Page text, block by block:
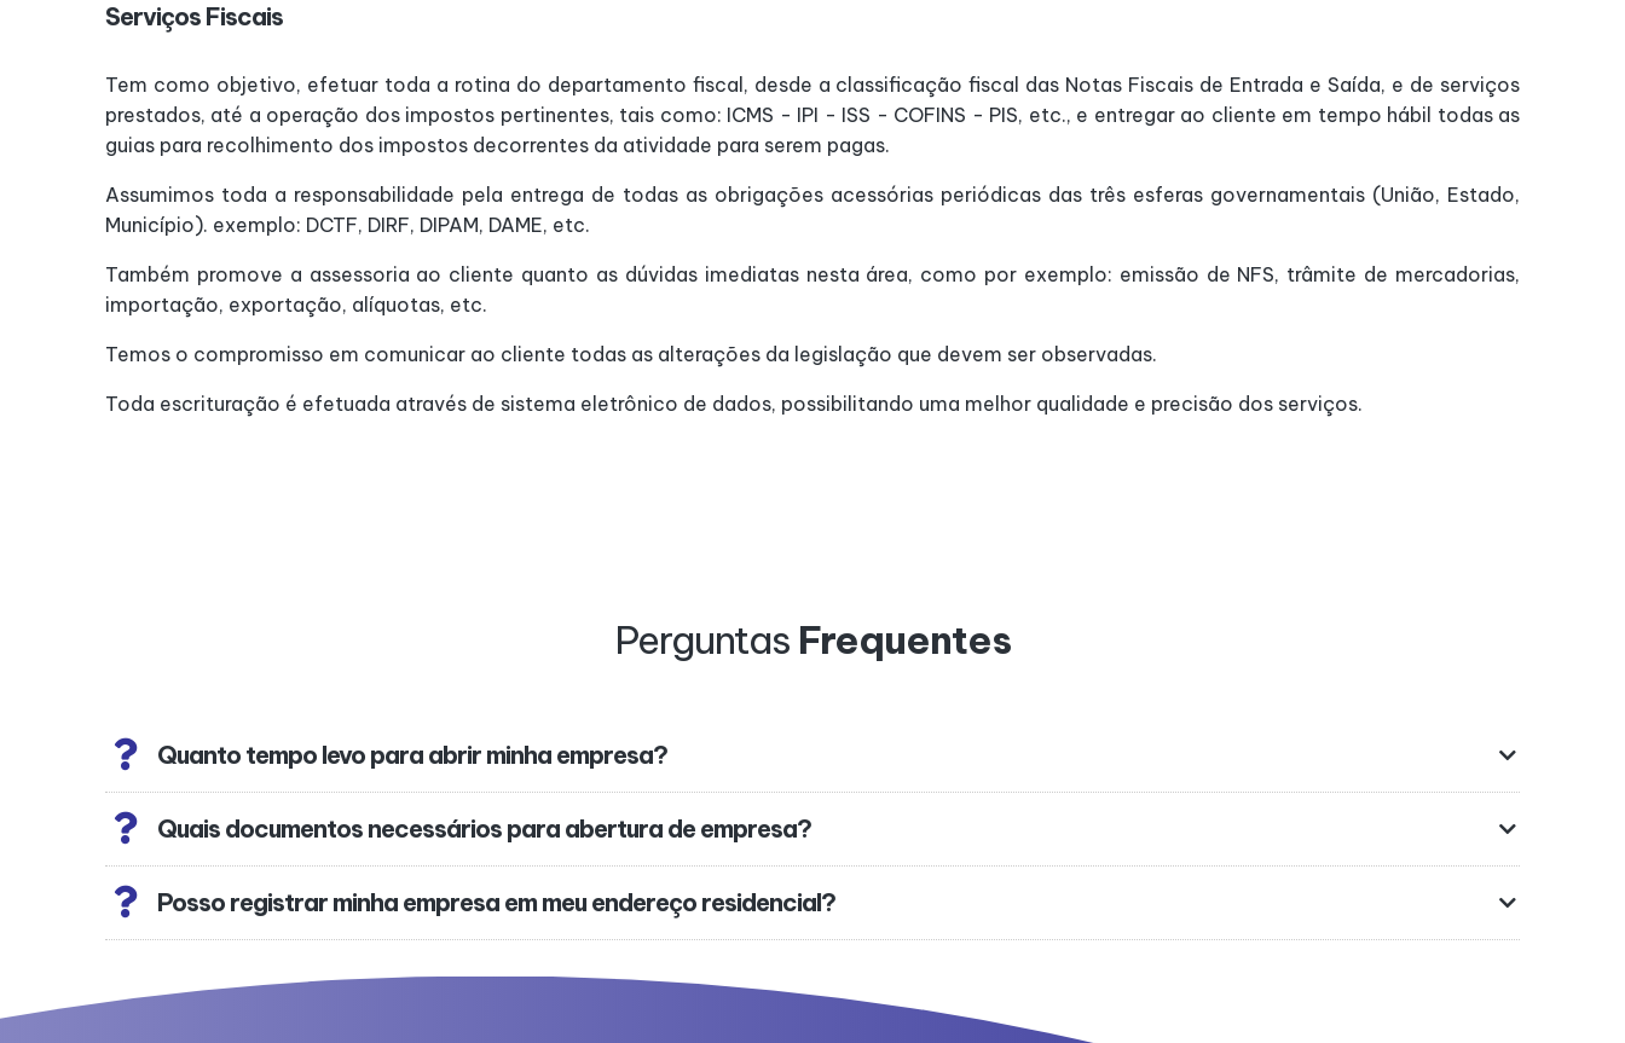
Serviços Fiscais
Tem como objetivo, efetuar toda a rotina do departamento fiscal, desde a classificação fiscal das Notas Fiscais de Entrada e Saída, e de serviços
prestados, até a operação dos impostos pertinentes, tais como: ICMS - IPI - ISS - COFINS - PIS, etc., e entregar ao cliente em tempo hábil todas as
guias para recolhimento dos impostos decorrentes da atividade para serem pagas.
Assumimos toda a responsabilidade pela entrega de todas as obrigações acessórias periódicas das três esferas governamentais (União, Estado,
Município). exemplo: DCTF, DIRF, DIPAM, DAME, etc.
Também promove a assessoria ao cliente quanto as dúvidas imediatas nesta área, como por exemplo: emissão de NFS, trâmite de mercadorias,
importação, exportação, alíquotas, etc.
Temos o compromisso em comunicar ao cliente todas as alterações da legislação que devem ser observadas.
Toda escrituração é efetuada através de sistema eletrônico de dados, possibilitando uma melhor qualidade e precisão dos serviços.
Perguntas Frequentes
Quanto tempo levo para abrir minha empresa?
Quais documentos necessários para abertura de empresa?
Posso registrar minha empresa em meu endereço residencial?